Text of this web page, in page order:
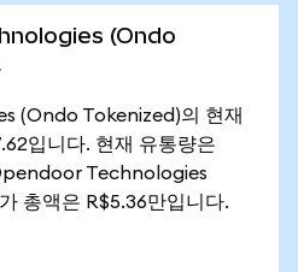
(Ondo
(Ondo Tokenized)의 현재
입니다. 현재 유통량은
Technologies
총액은 R$5.36만입니다.